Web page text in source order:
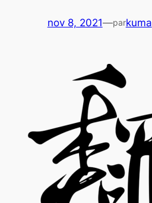
nov 8, 2021—parkuma